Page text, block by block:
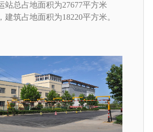
站总占地面积为27677平方米
建筑占地面积为18220平方米。